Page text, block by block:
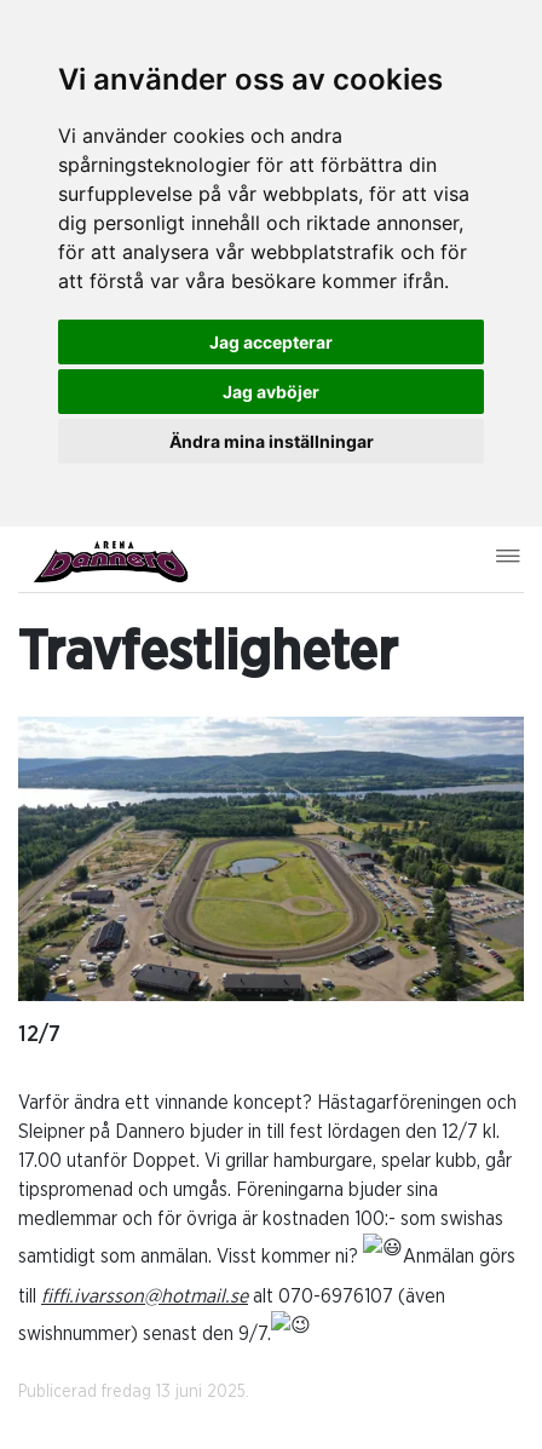
Vi använder oss av cookies
Vi använder cookies och andra
spårningsteknologier för att förbättra din
surfupplevelse på vår webbplats, för att visa
dig personligt innehåll och riktade annonser,
för att analysera vår webbplatstrafik och för
att förstå var våra besökare kommer ifrån.
Jag accepterar
Jag avböjer
Ändra mina inställningar
Travfestligheter
12/7
Varför ändra ett vinnande koncept? Hästagarföreningen och
Sleipner på Dannero bjuder in till fest lördagen den 12/7 kl.
17.00 utanför Doppet. Vi grillar hamburgare, spelar kubb, går
tipspromenad och umgås. Föreningarna bjuder sina
medlemmar och för övriga är kostnaden 100:- som swishas
samtidigt som anmälan. Visst kommer ni?
Anmälan görs
till fiffi.ivarsson@hotmail.sealt 070-6976107 (även
swishnummer) senast den 9/7.
Publicerad fredag 13 juni 2025.